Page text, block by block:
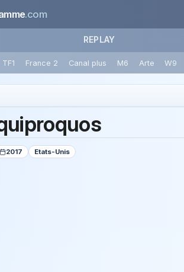
.com
REPLAY
TF1 France 2 Canal plus M6 Arte W9
2017 Etats-Unis